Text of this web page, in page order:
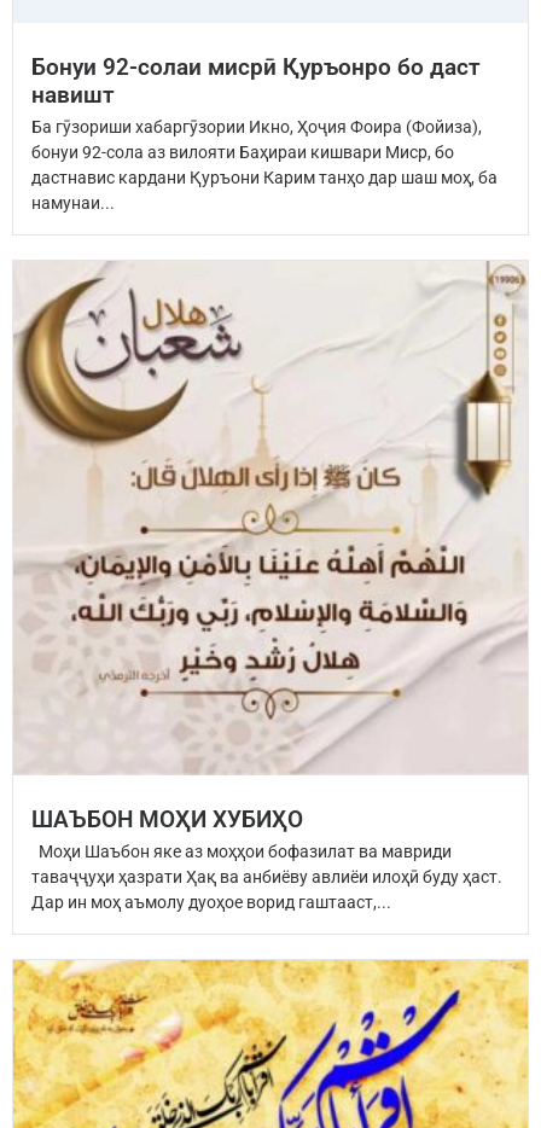
Бонуи 92-солаи мисрӣ Қуръонро бо даст
навишт
Ба гӯзориши хабаргӯзории Икно, Ҳоҷия Фоира (Фойиза),
бонуи 92-сола аз вилояти Баҳираи кишвари Миср, бо
дастнавис кардани Қуръони Карим танҳо дар шаш моҳ, ба
намунаи...
ШАЪБОН МОҲИ ХУБИҲО
Моҳи Шаъбон яке аз моҳҳои бофазилат ва мавриди
таваҷҷуҳи ҳазрати Ҳақ ва анбиёву авлиёи илоҳӣ буду ҳаст.
Дар ин моҳ аъмолу дуоҳое ворид гаштааст,...